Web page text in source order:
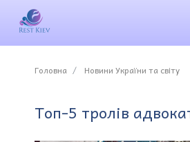
Головна Новини України та світу
Топ-5 тролів